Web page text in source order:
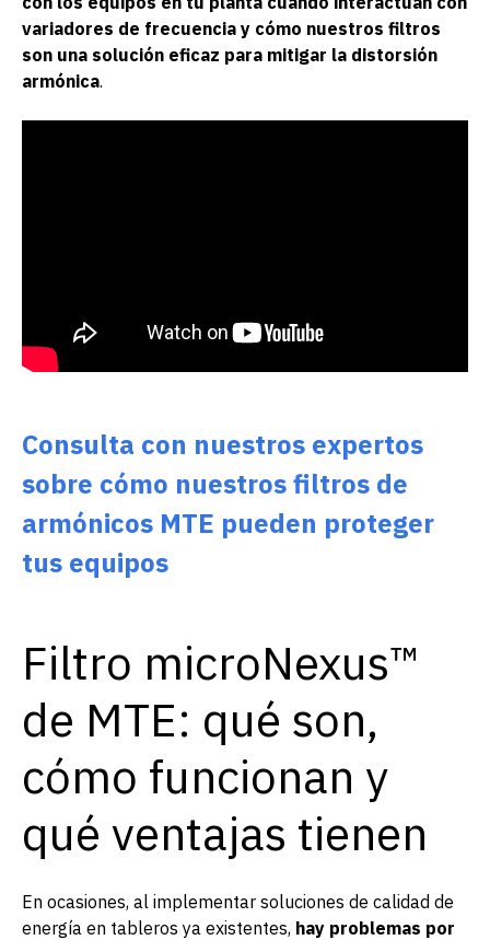
variadores de frecuencia y cómo nuestros filtros
son una solución eficaz para mitigar la distorsión
armónica.
Consulta con nuestros expertos
sobre cómo nuestros filtros de
armónicos MTE pueden proteger
tus equipos
Filtro microNexus™
de MTE: qué son,
cómo funcionan y
qué ventajas tienen
En ocasiones, al implementar soluciones de calidad de
energía en tableros ya existentes, hay problemas por